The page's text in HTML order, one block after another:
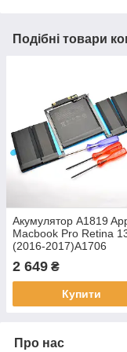
Подібні товари
Акумулятор A1819
Macbook Pro Retina
(2016-2017)A1706
APN:613-3291 Original
2 649 ₴
Купити
Про нас